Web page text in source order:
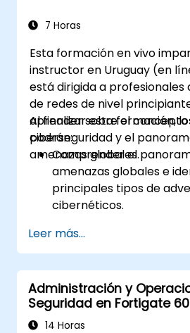
7 Horas
Esta formación en vivo
instructor en Uruguay (en
está dirigida a profesionales
de redes de nivel
aprender sobre el
ciberseguridad y el
amenazas globales.
Al finalizar esta formación,
podrán:
Comprender el
amenazas globales e
principales tipos de
cibernéticos.
malware y la mecánica
cibernéticos.
Entender los
seguridad de redes y la
enfoque de seguridad en
Conocer la Security
Leer más...
Administración y
Seguridad en Fortigate
14 Horas